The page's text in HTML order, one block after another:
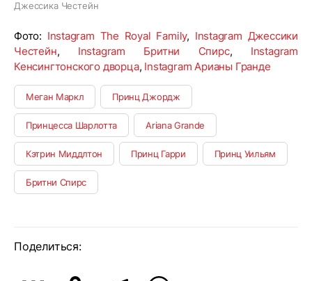
Джессика Честейн
Фото: Instagram The Royal Family, Instagram Джессики
Честейн, Instagram Бритни Спирс, Instagram
Кенсингтонского дворца, Instagram Арианы Гранде
Меган Маркл Принц Джордж
Принцесса Шарлотта Ariana Grande
Кэтрин Миддлтон Принц Гарри Принц Уильям
Бритни Спирс
Поделиться: